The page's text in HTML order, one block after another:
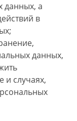
данных, а
в
данных,
и случаях,